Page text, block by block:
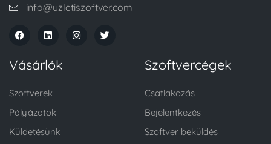
info@uzletiszoftver.com
Vásárlók
Szoftverek
Pályázatok
Küldetésünk
Szoftvercégek
Csatlakozás
Bejelentkezés
Szoftver beküldés